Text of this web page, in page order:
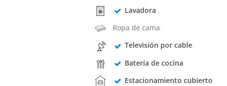
Lavadora
Ropa de cama
Televisión por cable
Batería de cocina
Estacionamiento cubierto